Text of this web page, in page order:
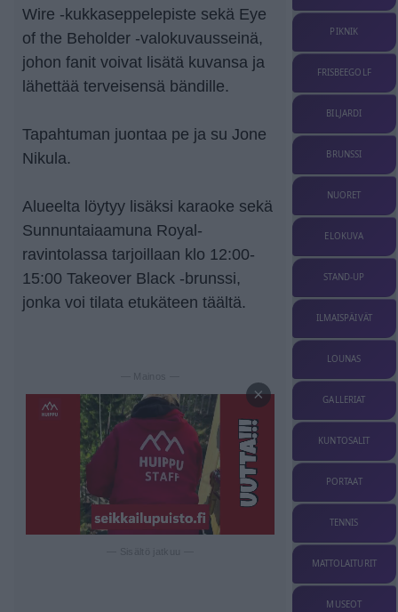
Wire -kukkaseppelepiste sekä Eye
of the Beholder -valokuvausseinä,
johon fanit voivat lisätä kuvansa ja
lähettää terveisensä bändille.
Tapahtuman juontaa pe ja su Jone
Nikula.
Alueelta löytyy lisäksi karaoke sekä
Sunnuntaiaamuna Royal-
ravintolassa tarjoillaan klo 12:00-
15:00 Takeover Black -brunssi,
jonka voi tilata etukäteen täältä.
— Mainos —
×
PIKNIK
FRISBEEGOLF
BILJARDI
BRUNSSI
NUORET
ELOKUVA
STAND-UP
ILMAISPÄIVÄT
LOUNAS
GALLERIAT
KUNTOSALIT
PORTAAT
TENNIS
MATTOLAITURIT
MUSEOT